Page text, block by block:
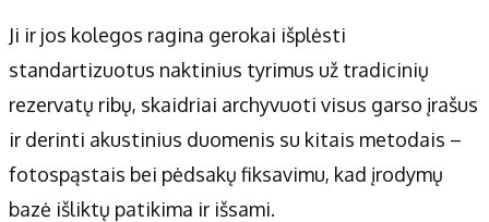
Ji ir jos kolegos ragina gerokai išplėsti
standartizuotus naktinius tyrimus už tradicinių
rezervatų ribų, skaidriai archyvuoti visus garso įrašus
ir derinti akustinius duomenis su kitais metodais –
fotospąstais bei pėdsakų fiksavimu, kad įrodymų
bazė išliktų patikima ir išsami.